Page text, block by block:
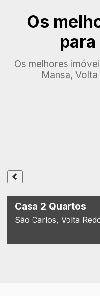
Os
Os melhores
Mansa,
Casa 2 Quartos
São Carlos, Volta